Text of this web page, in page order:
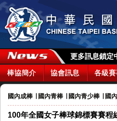
更多訊息鎖定
棒協簡介 協會訊息 各級
國內成棒 國內青棒 國內青少棒 國
100年全國女子棒球錦標賽賽程